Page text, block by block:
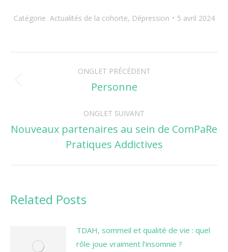
Catégorie Actualités de la cohorte, Dépression 5 avril 2024
commentaire
ONGLET PRÉCÉDENT
Onglet
Personne
ONGLET SUIVANT
Onglet
suivant
Nouveaux partenaires au sein de ComPaRe
Pratiques Addictives
Related Posts
TDAH, sommeil et qualité de vie : quel
rôle joue vraiment l’insomnie ?